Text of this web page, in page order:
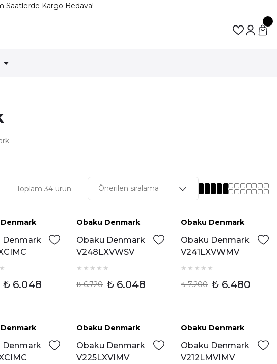
Kargo Bedava!
Toplam 34 ürün
%10 İndirim
Denmark
Saati
₺ 6.048
%10 İndirim
Obaku Denmark
Obaku Denmark
V248LXVWSV
Kadın Kol Saati
₺ 6.720 ₺ 6.048
%10 İndirim
Obaku Denmark
Obaku Denmark
V241LXVWMV
Kadın Kol Saati
₺ 7.200 ₺ 6.480
Denmark
%15 İndirim
Obaku Denmark
Obaku Denmark
V225LXVIMV
%15 İndirim
Obaku Denmark
Obaku Denmark
V212LMVIMV